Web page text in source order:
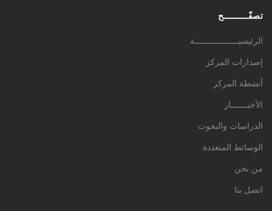
تصفّـــــــــح
الرئيسيــــــــــــــــــة
إصدارات المركز
أنشطة المركز
الأخبـــــــار
الدراسات والبحوث
الوسائط المتعددة
من نحن
اتصل بنا